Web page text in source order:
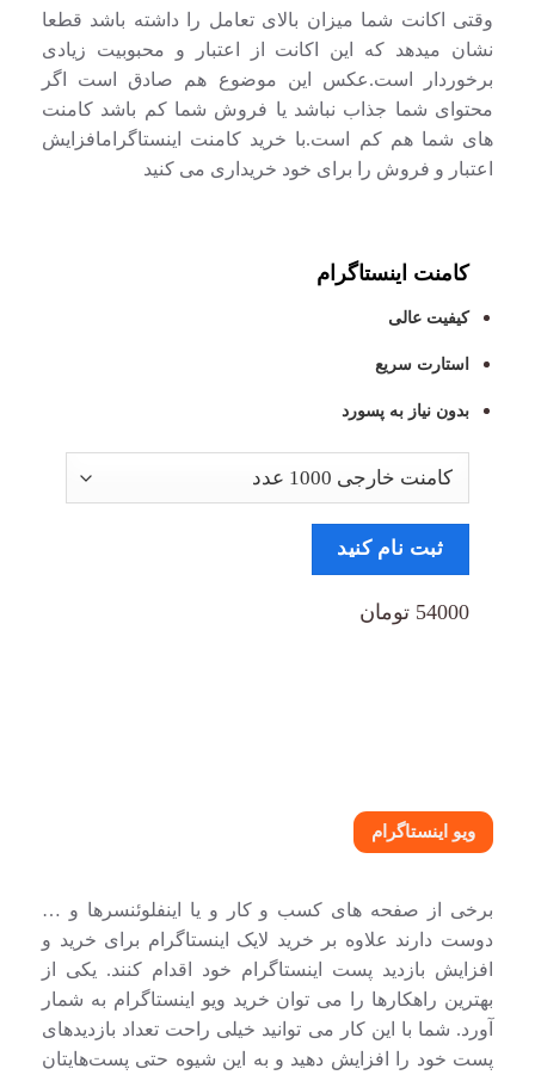
وقتی اکانت شما میزان بالای تعامل را داشته باشد قطعا
نشان میدهد که این اکانت از اعتبار و محبوبیت زیادی
برخوردار است.عکس این موضوع هم صادق است اگر
محتوای شما جذاب نباشد یا فروش شما کم باشد کامنت
های شما هم کم است.با خرید کامنت اینستاگرامافزایش
اعتبار و فروش را برای خود خریداری می کنید
کامنت اینستاگرام
کیفیت عالی
استارت سریع
بدون نیاز به پسورد
ثبت نام کنید
54000 تومان
ویو اینستاگرام
برخی از صفحه های کسب و کار و یا اینفلوئنسرها و …
دوست دارند علاوه بر خرید لایک اینستاگرام برای خرید و
افزایش بازدید پست اینستاگرام خود اقدام کنند. یکی از
بهترین راهکارها را می توان خرید ویو اینستاگرام به شمار
آورد. شما با این کار می توانید خیلی راحت تعداد بازدیدهای
پست خود را افزایش دهید و به این شیوه حتی پست‌هایتان